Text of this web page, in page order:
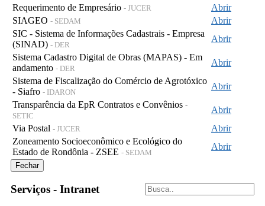
Requerimento de Empresário - JUCER
Abrir
SIAGEO - SEDAM
Abrir
SIC - Sistema de Informações Cadastrais - Empresa
(SINAD) - DER
Abrir
Sistema Cadastro Digital de Obras (MAPAS) - Em
andamento - DER
Abrir
Sistema de Fiscalização do Comércio de Agrotóxico
- Siafro - IDARON
Abrir
Transparência da EpR Contratos e Convênios -
SETIC
Abrir
Via Postal - JUCER
Abrir
Zoneamento Socioeconômico e Ecológico do
Estado de Rondônia - ZSEE - SEDAM
Abrir
Fechar
Serviços - Intranet